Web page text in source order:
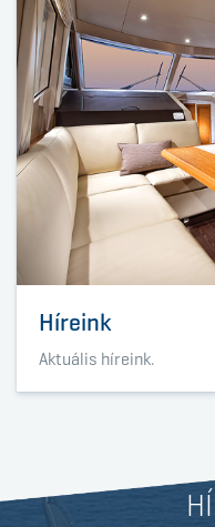
Híreink
Aktuális híreink.